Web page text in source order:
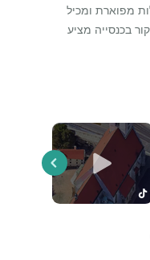
מפוארת ומכיל
בכנסייה מציע
Previous